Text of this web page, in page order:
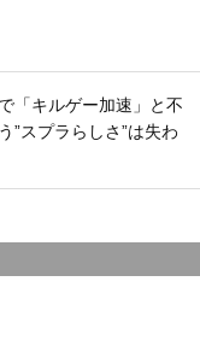
「キルゲー加速」と不
”スプラらしさ”は失わ